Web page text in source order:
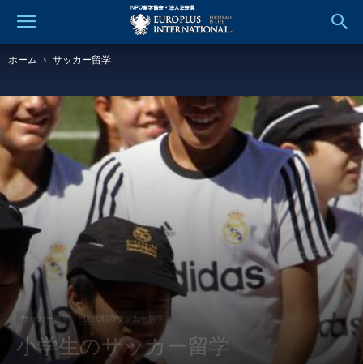
ホーム サッカー留学
サッカー留学 世代別のサッカー留学
小学生のサッカー留学